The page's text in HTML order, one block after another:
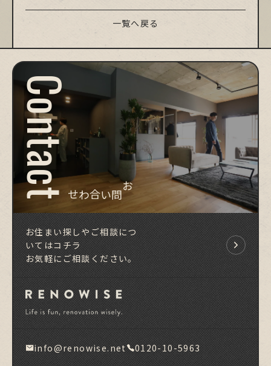
一覧へ戻る
Contact
お問い合わせ
お住まい探しやご相談につ
いてはコチラ
お気軽にご相談ください。
info@renowise.net 0120-10-5963